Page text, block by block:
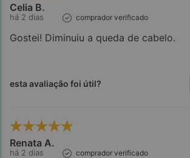
Celia B.
há 2 dias comprador verificado
Gostei! Diminuiu a queda de cabelo.
esta avaliação foi útil?
Renata A.
há 2 dias comprador verificado